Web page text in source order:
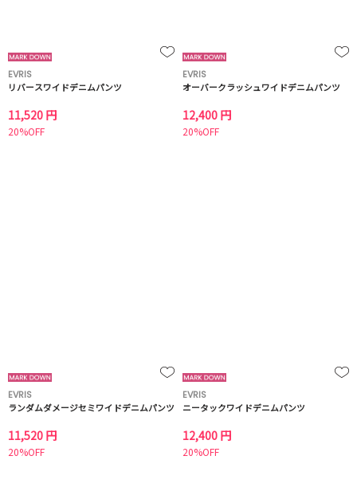
EVRIS
リバースワイドデニムパンツ
11,520 円
20%OFF
EVRIS
オーバークラッシュワイドデニムパンツ
12,400 円
20%OFF
EVRIS
ランダムダメージセミワイドデニムパンツ
11,520 円
20%OFF
EVRIS
ニータックワイドデニムパンツ
12,400 円
20%OFF